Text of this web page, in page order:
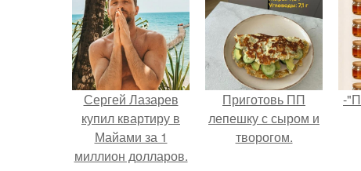
Сергей Лазарев
купил квартиру в
Майами за 1
миллион долларов.
Приготовь ПП
лепешку с сыром и
творогом.
-